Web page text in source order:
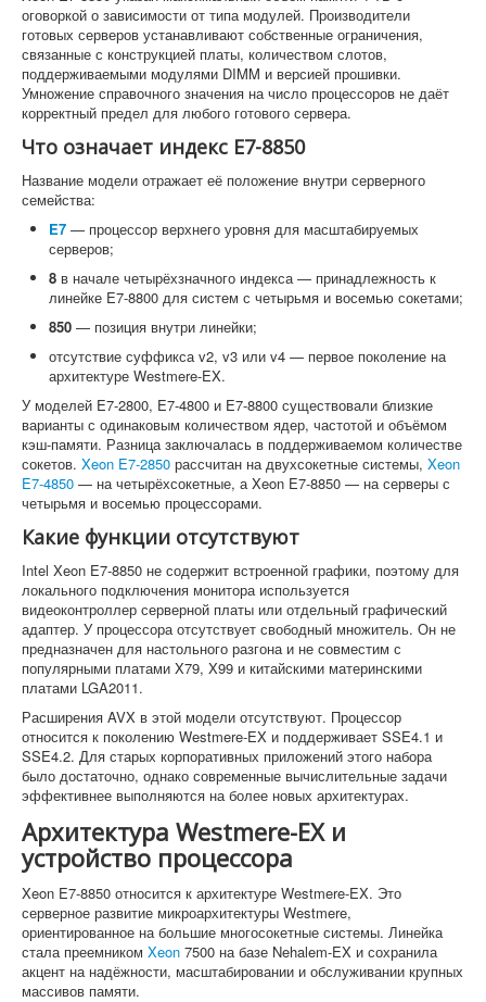
оговоркой о зависимости от типа модулей. Производители
готовых серверов устанавливают собственные ограничения,
связанные с конструкцией платы, количеством слотов,
поддерживаемыми модулями DIMM и версией прошивки.
Умножение справочного значения на число процессоров не даёт
корректный предел для любого готового сервера.
Что означает индекс E7-8850
Название модели отражает её положение внутри серверного
семейства:
E7 — процессор верхнего уровня для масштабируемых
серверов;
8 в начале четырёхзначного индекса — принадлежность к
линейке E7-8800 для систем с четырьмя и восемью сокетами;
850 — позиция внутри линейки;
отсутствие суффикса v2, v3 или v4 — первое поколение на
архитектуре Westmere-EX.
У моделей E7-2800, E7-4800 и E7-8800 существовали близкие
варианты с одинаковым количеством ядер, частотой и объёмом
кэш-памяти. Разница заключалась в поддерживаемом количестве
сокетов. Xeon E7-2850 рассчитан на двухсокетные системы, Xeon
E7-4850 — на четырёхсокетные, а Xeon E7-8850 — на серверы с
четырьмя и восемью процессорами.
Какие функции отсутствуют
Intel Xeon E7-8850 не содержит встроенной графики, поэтому для
локального подключения монитора используется
видеоконтроллер серверной платы или отдельный графический
адаптер. У процессора отсутствует свободный множитель. Он не
предназначен для настольного разгона и не совместим с
популярными платами X79, X99 и китайскими материнскими
платами LGA2011.
Расширения AVX в этой модели отсутствуют. Процессор
относится к поколению Westmere-EX и поддерживает SSE4.1 и
SSE4.2. Для старых корпоративных приложений этого набора
было достаточно, однако современные вычислительные задачи
эффективнее выполняются на более новых архитектурах.
Архитектура Westmere-EX и
устройство процессора
Xeon E7-8850 относится к архитектуре Westmere-EX. Это
серверное развитие микроархитектуры Westmere,
ориентированное на большие многосокетные системы. Линейка
стала преемником Xeon 7500 на базе Nehalem-EX и сохранила
акцент на надёжности, масштабировании и обслуживании крупных
массивов памяти.